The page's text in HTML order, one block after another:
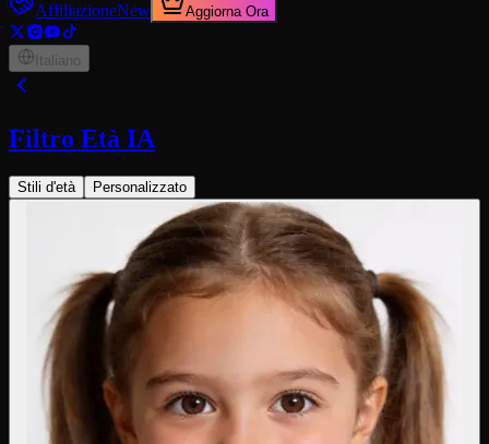
AffiliazioneNew Aggiorna Ora
Italiano
Filtro Età IA
Stili d'età Personalizzato